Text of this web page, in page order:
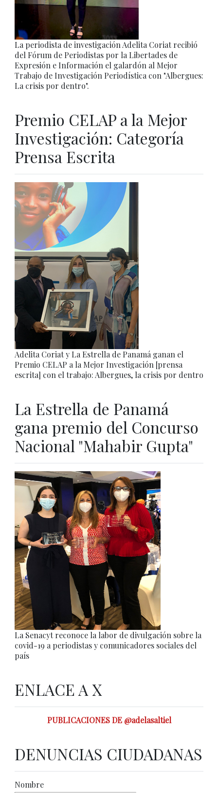
La periodista de investigación Adelita Coriat recibió
del Fórum de Periodistas por la Libertades de
Expresión e Información el galardón al Mejor
Trabajo de Investigación Periodística con "Albergues:
La crisis por dentro".
Premio CELAP a la Mejor
Investigación: Categoría
Prensa Escrita
Adelita Coriat y La Estrella de Panamá ganan el
Premio CELAP a la Mejor Investigación [prensa
escrita] con el trabajo: Albergues, la crisis por dentro
La Estrella de Panamá
gana premio del Concurso
Nacional "Mahabir Gupta"
La Senacyt reconoce la labor de divulgación sobre la
covid-19 a periodistas y comunicadores sociales del
país
ENLACE A X
PUBLICACIONES DE @adelasaltiel
DENUNCIAS CIUDADANAS
Nombre